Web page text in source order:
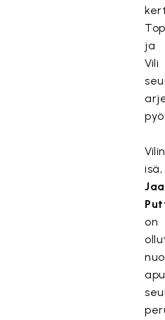
ja
Vili
Vilin
isä,
on